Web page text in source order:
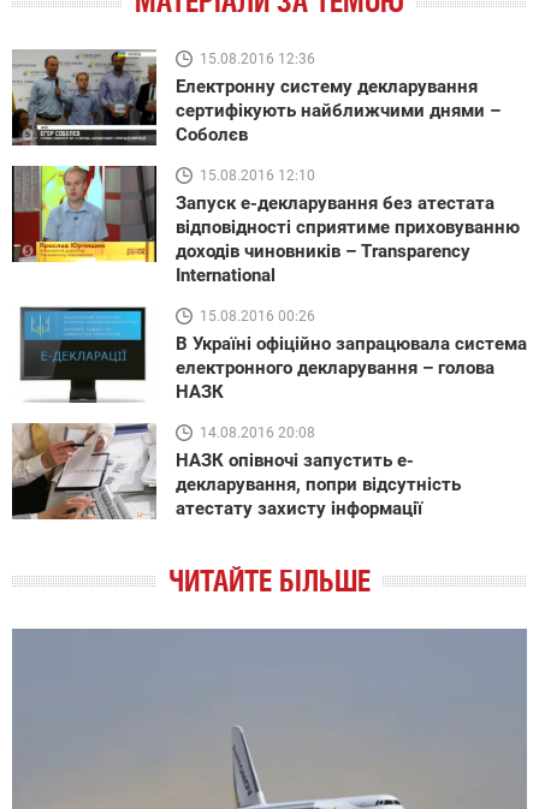
15.08.2016 12:36
Електронну систему декларування
сертифікують найближчими днями –
Соболєв
15.08.2016 12:10
Запуск е-декларування без атестата
відповідності сприятиме приховуванню
доходів чиновників – Transparency
International
15.08.2016 00:26
В Україні офіційно запрацювала система
електронного декларування – голова
НАЗК
14.08.2016 20:08
НАЗК опівночі запустить е-
декларування, попри відсутність
атестату захисту інформації
ЧИТАЙТЕ БІЛЬШЕ